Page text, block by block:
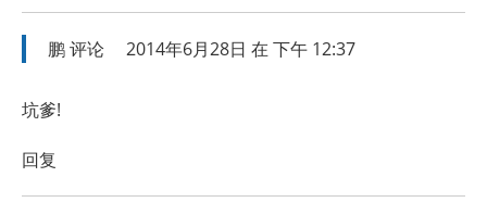
鹏评论 2014年6月28日 在 下午 12:37
坑爹!
回复